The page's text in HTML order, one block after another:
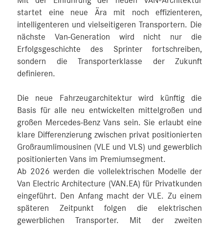
startet eine neue Ära mit noch effizienteren,
intelligenteren und vielseitigeren Transportern. Die
nächste Van-Generation wird nicht nur die
Erfolgsgeschichte des Sprinter fortschreiben,
sondern die Transporterklasse der Zukunft
definieren.
Die neue Fahrzeugarchitektur wird künftig die
Basis für alle neu entwickelten mittelgroßen und
großen Mercedes‑Benz Vans sein. Sie erlaubt eine
klare Differenzierung zwischen privat positionierten
Großraumlimousinen (VLE und VLS) und gewerblich
positionierten Vans im Premiumsegment.
Ab 2026 werden die vollelektrischen Modelle der
Van Electric Architecture (VAN.EA) für Privatkunden
eingeführt. Den Anfang macht der VLE. Zu einem
späteren Zeitpunkt folgen die elektrischen
gewerblichen Transporter. Mit der zweiten